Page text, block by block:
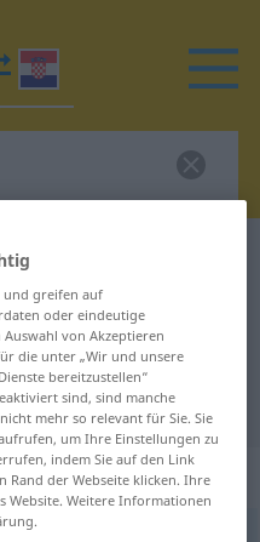
für
und greifen auf
oder eindeutige
von Akzeptieren
die unter „Wir und unsere
bereitzustellen“
sind, sind manche
mehr so relevant für Sie. Sie
um Ihre Einstellungen zu
indem Sie auf den Link
Rand der Webseite klicken. Ihre
Website. Weitere Informationen